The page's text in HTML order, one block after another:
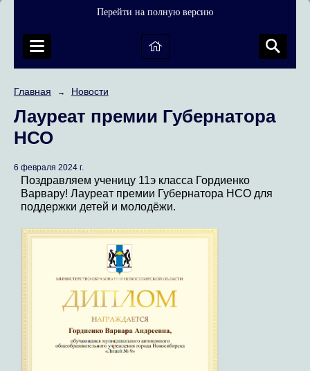
Перейти на полную версию
Главная → Новости
Лауреат премии Губернатора
НСО
6 февраля 2024 г.
Поздравляем ученицу 11э класса Гордиенко
Варвару! Лауреат премии Губернатора НСО для
поддержки детей и молодёжи.